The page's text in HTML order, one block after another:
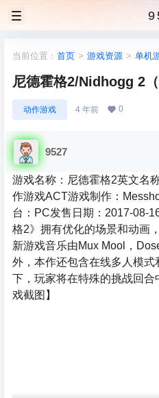
当前位置： 首页 > 游戏资源 > 单机
尼德霍格2/Nidhogg 2
动作游戏 4 年前 0
9527
游戏名称：尼德霍格2英文名
作游戏ACT游戏制作：
台：PC发售日期：2017-
格2》拥有优化的场景和动画
新游戏音乐由Mux Mool，
外，本作还包含在线多人模
下，玩家将在特殊的挑战回
戏截图】